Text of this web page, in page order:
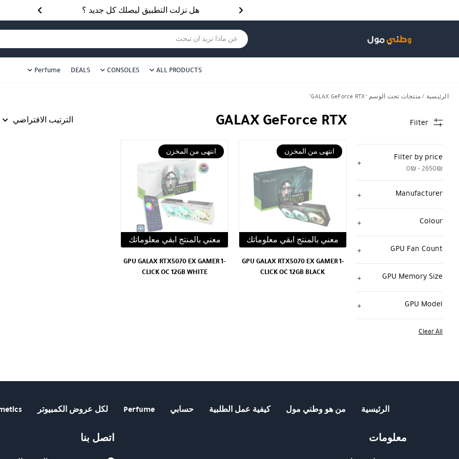
هل نزلت التطبيق ليصلك كل جديد ؟
عن ماذا تريد ان تبحث
ALL PRODUCTS
CONSOLES
DEALS
Perfume
الرئيسية / منتجات تحت الوسم “GALAX GeForce RTX”
Filter
Filter by price
0₪ - 2650₪
Manufacturer
Colour
GPU Fan Count
GPU Memory Size
GPU Model
Clear All
GALAX GeForce RTX الترتيب الافتراضي
انتهى من المخزن
معني بالمنتج ابقي معلوماتك
GPU GALAX RTX5070 EX GAMER 1-
CLICK OC 12GB BLACK
انتهى من المخزن
معني بالمنتج ابقي معلوماتك
GPU GALAX RTX5070 EX GAMER 1-
CLICK OC 12GB WHITE
الرئيسية من هو وطني مول كيفية عمل الطلبية حسابي Perfume لكل عروض الكمبيوتر
معلومات اتصل بنا